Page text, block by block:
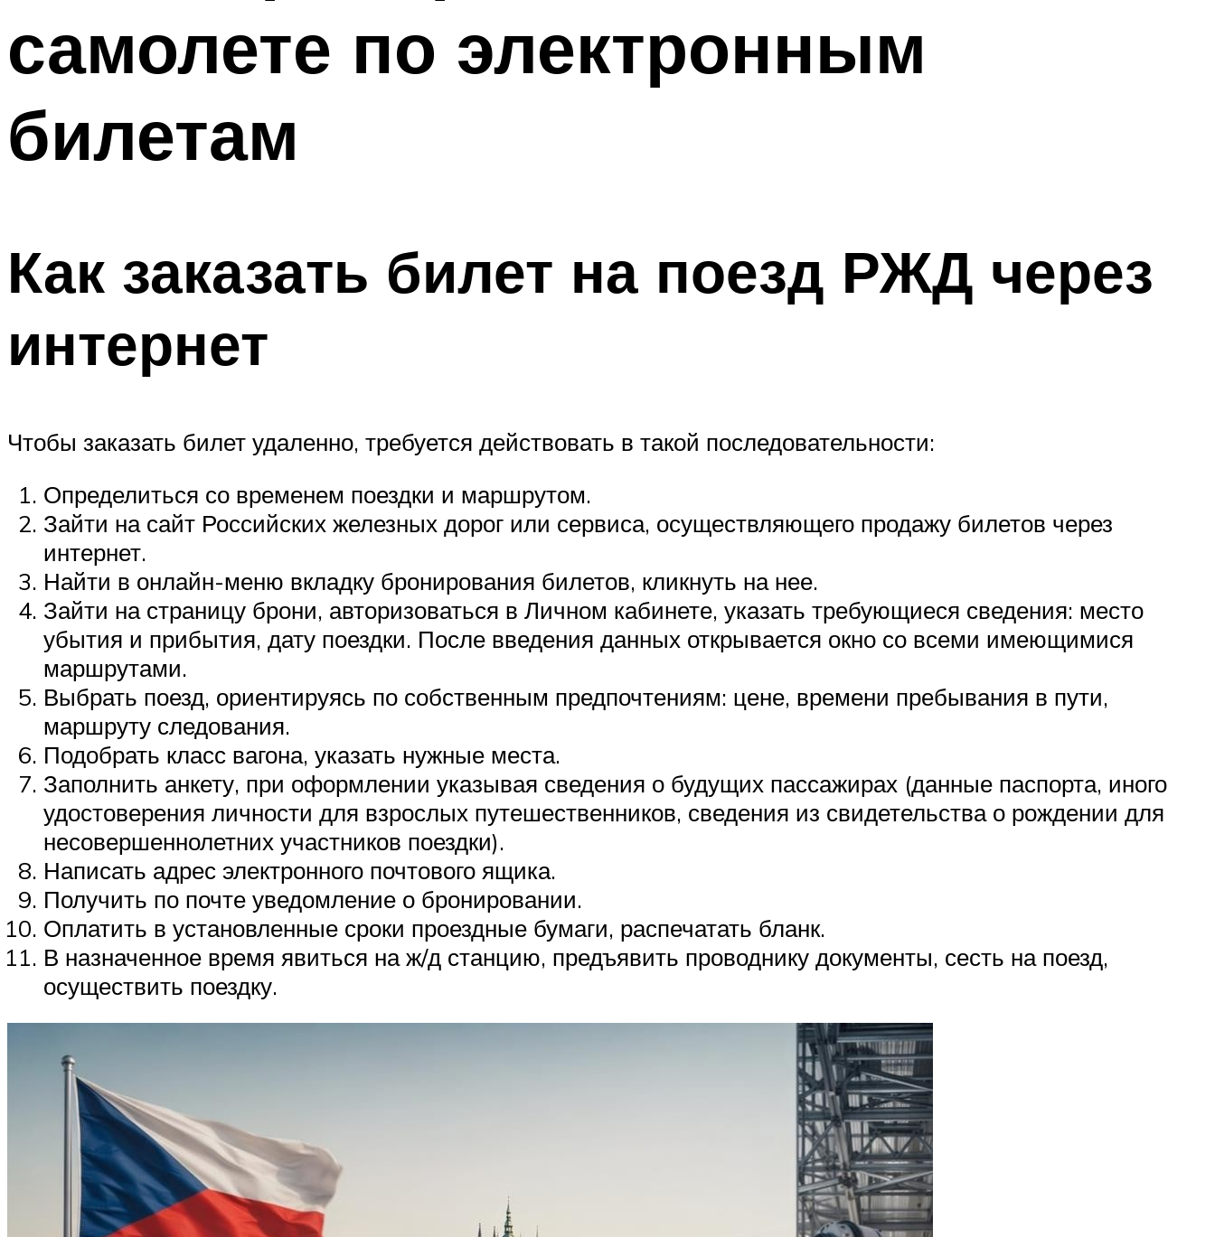
самолете по электронным
билетам
Как заказать билет на поезд РЖД через
интернет
Чтобы заказать билет удаленно, требуется действовать в такой последовательности:
Определиться со временем поездки и маршрутом.
Зайти на сайт Российских железных дорог или сервиса, осуществляющего продажу билетов через
интернет.
Найти в онлайн-меню вкладку бронирования билетов, кликнуть на нее.
Зайти на страницу брони, авторизоваться в Личном кабинете, указать требующиеся сведения: место
убытия и прибытия, дату поездки. После введения данных открывается окно со всеми имеющимися
маршрутами.
Выбрать поезд, ориентируясь по собственным предпочтениям: цене, времени пребывания в пути,
маршруту следования.
Подобрать класс вагона, указать нужные места.
Заполнить анкету, при оформлении указывая сведения о будущих пассажирах (данные паспорта, иного
удостоверения личности для взрослых путешественников, сведения из свидетельства о рождении для
несовершеннолетних участников поездки).
Написать адрес электронного почтового ящика.
Получить по почте уведомление о бронировании.
Оплатить в установленные сроки проездные бумаги, распечатать бланк.
В назначенное время явиться на ж/д станцию, предъявить проводнику документы, сесть на поезд,
осуществить поездку.